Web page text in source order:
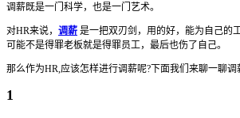
调薪既是一门科学，也是一门艺术。
对HR来说， 调薪 是一把双刃剑，用的好，能为自己的
可能不是得罪老板就是得罪员工，最后也伤了自己。
那么作为HR,应该怎样进行调薪呢?下面我们来聊一聊调
1